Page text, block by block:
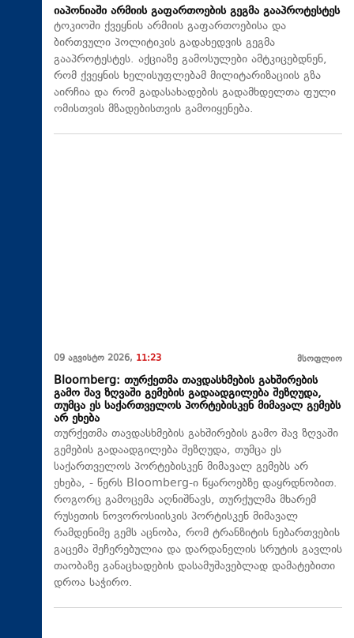
იაპონიაში არმიის გაფართოების გეგმა გააპროტესტეს
ტოკიოში ქვეყნის არმიის გაფართოებისა და
ბირთვული პოლიტიკის გადახედვის გეგმა
გააპროტესტეს. აქციაზე გამოსულები ამტკიცებდნენ,
რომ ქვეყნის ხელისუფლებამ მილიტარიზაციის გზა
აირჩია და რომ გადასახადების გადამხდელთა ფული
ომისთვის მზადებისთვის გამოიყენება.
09 აგვისტო 2026, 11:23 მსოფლიო
Bloomberg: თურქეთმა თავდასხმების გახშირების
გამო შავ ზღვაში გემების გადაადგილება შეზღუდა,
თუმცა ეს საქართველოს პორტებისკენ მიმავალ გემებს
არ ეხება
თურქეთმა თავდასხმების გახშირების გამო შავ ზღვაში
გემების გადაადგილება შეზღუდა, თუმცა ეს
საქართველოს პორტებისკენ მიმავალ გემებს არ
ეხება, - წერს Bloomberg-ი წყაროებზე დაყრდნობით.
როგორც გამოცემა აღნიშნავს, თურქულმა მხარემ
რუსეთის ნოვოროსიისკის პორტისკენ მიმავალ
რამდენიმე გემს აცნობა, რომ ტრანზიტის ნებართვების
გაცემა შეჩერებულია და დარდანელის სრუტის გავლის
თაობაზე განაცხადების დასამუშავებლად დამატებითი
დროა საჭირო.